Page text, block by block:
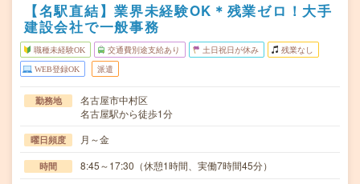
【名駅直結】業界未経験OK＊残業ゼロ！大手
建設会社で一般事務
職種未経験OK 交通費別途支給あり 土日祝日が休み 残業なし
WEB登録OK 派遣
勤務地
名古屋市中村区
名古屋駅から徒歩1分
曜日頻度 月～金
時間 8:45～17:30（休憩1時間、実働7時間45分）